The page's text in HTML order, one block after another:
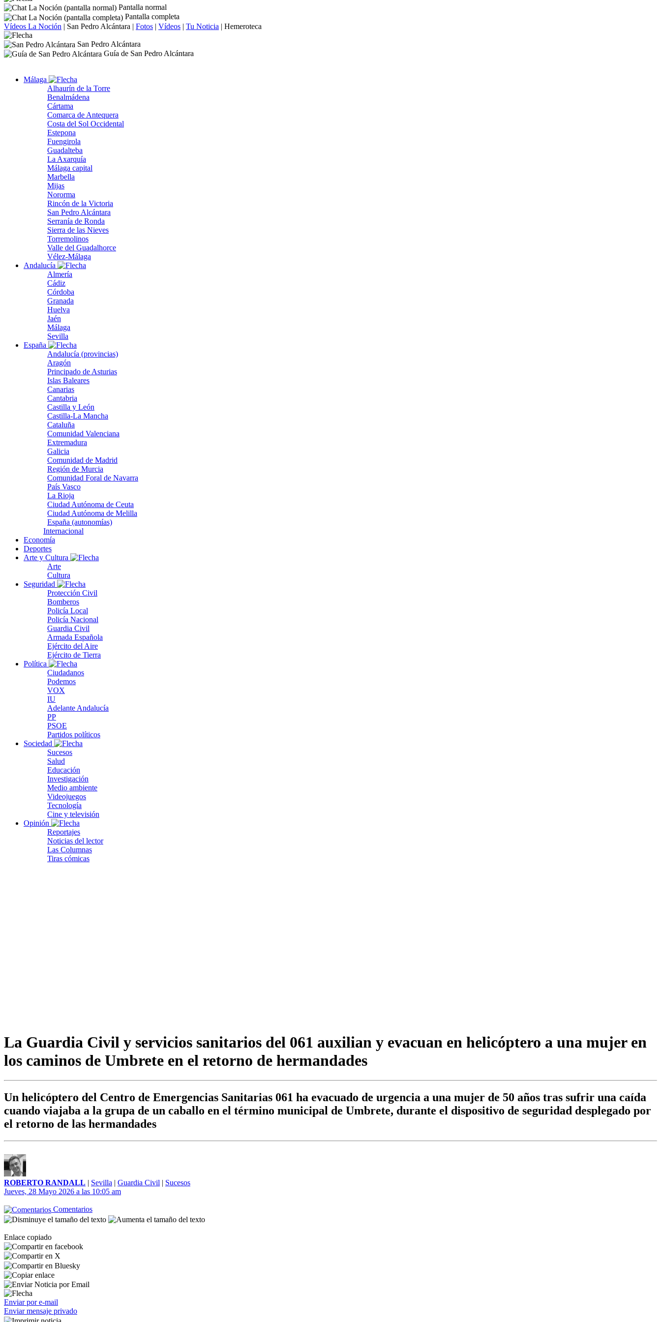
Pantalla normal
Pantalla completa
Vídeos La Noción | San Pedro Alcántara | Fotos | Vídeos | Tu Noticia | Hemeroteca
San Pedro Alcántara
Guía de San Pedro Alcántara
Málaga
Alhaurín de la Torre
Benalmádena
Cártama
Comarca de Antequera
Costa del Sol Occidental
Estepona
Fuengirola
Guadalteba
La Axarquía
Málaga capital
Marbella
Mijas
Nororma
Rincón de la Victoria
San Pedro Alcántara
Serranía de Ronda
Sierra de las Nieves
Torremolinos
Valle del Guadalhorce
Vélez-Málaga
Andalucía
Almería
Cádiz
Córdoba
Granada
Huelva
Jaén
Málaga
Sevilla
España
Andalucía (provincias)
Aragón
Principado de Asturias
Islas Baleares
Canarias
Cantabria
Castilla y León
Castilla-La Mancha
Cataluña
Comunidad Valenciana
Extremadura
Galicia
Comunidad de Madrid
Región de Murcia
Comunidad Foral de Navarra
País Vasco
La Rioja
Ciudad Autónoma de Ceuta
Ciudad Autónoma de Melilla
España (autonomías)
Internacional
Economía
Deportes
Arte y Cultura
Arte
Cultura
Seguridad
Protección Civil
Bomberos
Policía Local
Policía Nacional
Guardia Civil
Armada Española
Ejército del Aire
Ejército de Tierra
Política
Ciudadanos
Podemos
VOX
IU
Adelante Andalucía
PP
PSOE
Partidos políticos
Sociedad
Sucesos
Salud
Educación
Investigación
Medio ambiente
Videojuegos
Tecnología
Cine y televisión
Opinión
Reportajes
Noticias del lector
Las Columnas
Tiras cómicas
La Guardia Civil y servicios sanitarios del 061 auxilian y evacuan en helicóptero a una mujer en
los caminos de Umbrete en el retorno de hermandades
Un helicóptero del Centro de Emergencias Sanitarias 061 ha evacuado de urgencia a una mujer de 50 años tras sufrir una caída
cuando viajaba a la grupa de un caballo en el término municipal de Umbrete, durante el dispositivo de seguridad desplegado por
el retorno de las hermandades
ROBERTO RANDALL | Sevilla | Guardia Civil | Sucesos
Jueves, 28 Mayo 2026 a las 10:05 am
Comentarios
Enlace copiado
Enviar por e-mail
Enviar mensaje privado